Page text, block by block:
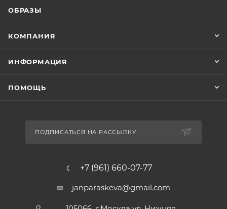
ОБРАЗЫ
КОМПАНИЯ
ИНФОРМАЦИЯ
ПОМОЩЬ
ПОДПИСАТЬСЯ НА РАССЫЛКУ
+7 (961) 660-07-77
janparaskeva@gmail.com